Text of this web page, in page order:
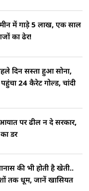
में गाड़े 5 लाख, एक साल
का ढेर!
दिन सस्ता हुआ सोना,
24 कैरेट गोल्ड, चांदी
पर ढील न दे सरकार,
डर
की भी होती है खेती..
तक धूम, जानें खासियत